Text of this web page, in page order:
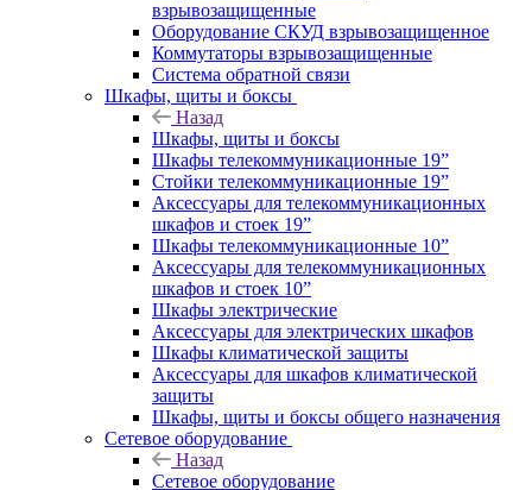
взрывозащищенные
Оборудование СКУД взрывозащищенное
Коммутаторы взрывозащищенные
Система обратной связи
Шкафы, щиты и боксы
Назад
Шкафы, щиты и боксы
Шкафы телекоммуникационные 19”
Стойки телекоммуникационные 19”
Аксессуары для телекоммуникационных
шкафов и стоек 19”
Шкафы телекоммуникационные 10”
Аксессуары для телекоммуникационных
шкафов и стоек 10”
Шкафы электрические
Аксессуары для электрических шкафов
Шкафы климатической защиты
Аксессуары для шкафов климатической
защиты
Шкафы, щиты и боксы общего назначения
Сетевое оборудование
Назад
Сетевое оборудование